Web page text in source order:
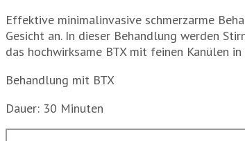
Effektive minimalinvasive schmerzarme
Gesicht an. In dieser Behandlung werden
das hochwirksame BTX mit feinen Kanülen
Behandlung mit BTX
Dauer: 30 Minuten